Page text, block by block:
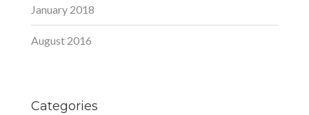
January 2018
August 2016
Categories